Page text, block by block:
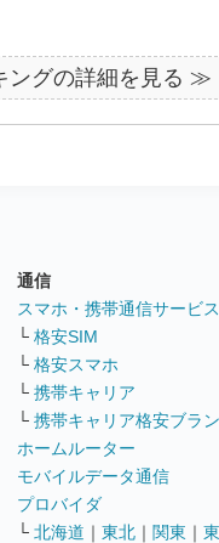
ングの詳細を見る ≫
通信
スマホ・携帯通信サービス
└ 格安SIM
└ 格安スマホ
└ 携帯キャリア
└ 携帯キャリア格安ブラ
ホームルーター
モバイルデータ通信
プロバイダ
└ 北海道 ｜ 東北 ｜ 関東 ｜